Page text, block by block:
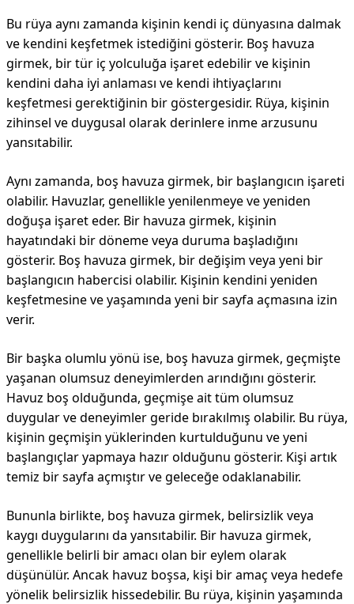
Bu rüya aynı zamanda kişinin kendi iç dünyasına dalmak
ve kendini keşfetmek istediğini gösterir. Boş havuza
girmek, bir tür iç yolculuğa işaret edebilir ve kişinin
kendini daha iyi anlaması ve kendi ihtiyaçlarını
keşfetmesi gerektiğinin bir göstergesidir. Rüya, kişinin
zihinsel ve duygusal olarak derinlere inme arzusunu
yansıtabilir.
Aynı zamanda, boş havuza girmek, bir başlangıcın işareti
olabilir. Havuzlar, genellikle yenilenmeye ve yeniden
doğuşa işaret eder. Bir havuza girmek, kişinin
hayatındaki bir döneme veya duruma başladığını
gösterir. Boş havuza girmek, bir değişim veya yeni bir
başlangıcın habercisi olabilir. Kişinin kendini yeniden
keşfetmesine ve yaşamında yeni bir sayfa açmasına izin
verir.
Bir başka olumlu yönü ise, boş havuza girmek, geçmişte
yaşanan olumsuz deneyimlerden arındığını gösterir.
Havuz boş olduğunda, geçmişe ait tüm olumsuz
duygular ve deneyimler geride bırakılmış olabilir. Bu rüya,
kişinin geçmişin yüklerinden kurtulduğunu ve yeni
başlangıçlar yapmaya hazır olduğunu gösterir. Kişi artık
temiz bir sayfa açmıştır ve geleceğe odaklanabilir.
Bununla birlikte, boş havuza girmek, belirsizlik veya
kaygı duygularını da yansıtabilir. Bir havuza girmek,
genellikle belirli bir amacı olan bir eylem olarak
düşünülür. Ancak havuz boşsa, kişi bir amaç veya hedefe
yönelik belirsizlik hissedebilir. Bu rüya, kişinin yaşamında